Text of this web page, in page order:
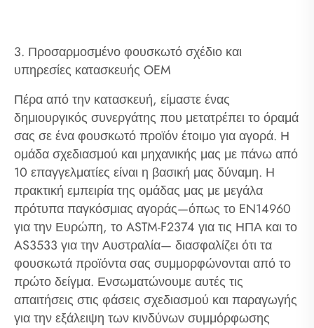
3. Προσαρμοσμένο φουσκωτό σχέδιο και
υπηρεσίες κατασκευής OEM
Πέρα από την κατασκευή, είμαστε ένας
δημιουργικός συνεργάτης που μετατρέπει το όραμά
σας σε ένα φουσκωτό προϊόν έτοιμο για αγορά. Η
ομάδα σχεδιασμού και μηχανικής μας με πάνω από
10 επαγγελματίες είναι η βασική μας δύναμη. Η
πρακτική εμπειρία της ομάδας μας με μεγάλα
πρότυπα παγκόσμιας αγοράς—όπως το EN14960
για την Ευρώπη, το ASTM-F2374 για τις ΗΠΑ και το
AS3533 για την Αυστραλία— διασφαλίζει ότι τα
φουσκωτά προϊόντα σας συμμορφώνονται από το
πρώτο δείγμα. Ενσωματώνουμε αυτές τις
απαιτήσεις στις φάσεις σχεδιασμού και παραγωγής
για την εξάλειψη των κινδύνων συμμόρφωσης